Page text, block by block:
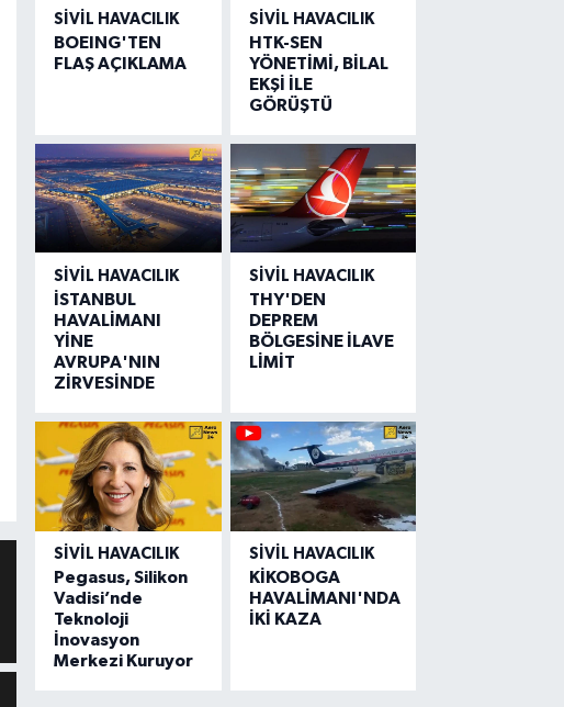
SIVIL HAVACILIK
BOEING'TEN
FLAŞ AÇIKLAMA
SIVIL HAVACILIK
HTK-SEN
YÖNETİMİ, BİLAL
EKŞİ İLE
GÖRÜŞTÜ
SIVIL HAVACILIK
İSTANBUL
HAVALİMANI
YİNE
AVRUPA'NIN
ZİRVESİNDE
SIVIL HAVACILIK
THY'DEN
DEPREM
BÖLGESİNE İLAVE
LİMİT
SIVIL HAVACILIK
Pegasus, Silikon
Vadisi’nde
Teknoloji
İnovasyon
Merkezi Kuruyor
SIVIL HAVACILIK
KİKOBOGA
HAVALİMANI'NDA
İKİ KAZA